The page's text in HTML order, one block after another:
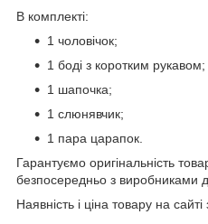
В комплекті:
1 чоловічок;
1 боді з коротким рукавом;
1 шапочка;
1 слюнявчик;
1 пара царапок.
Гарантуємо оригінальність
безпосередньо з виробниками
Наявність і ціна товару на сайті